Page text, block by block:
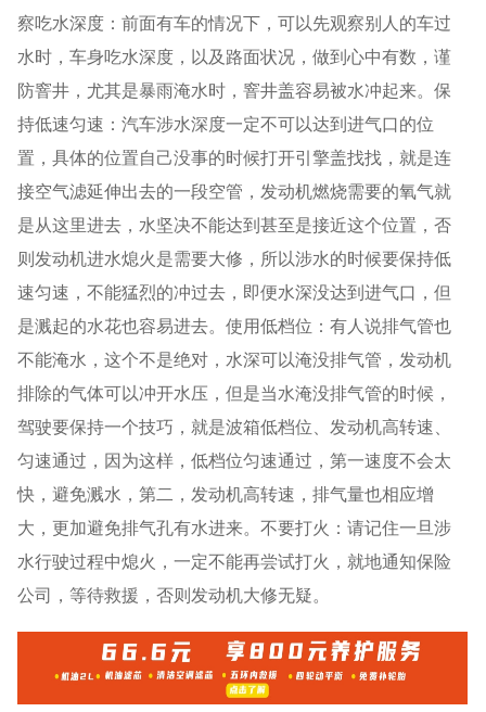
察吃水深度：前面有车的情况下，可以先观察别人的车过
水时，车身吃水深度，以及路面状况，做到心中有数，谨
防窨井，尤其是暴雨淹水时，窨井盖容易被水冲起来。保
持低速匀速：汽车涉水深度一定不可以达到进气口的位
置，具体的位置自己没事的时候打开引擎盖找找，就是连
接空气滤延伸出去的一段空管，发动机燃烧需要的氧气就
是从这里进去，水坚决不能达到甚至是接近这个位置，否
则发动机进水熄火是需要大修，所以涉水的时候要保持低
速匀速，不能猛烈的冲过去，即便水深没达到进气口，但
是溅起的水花也容易进去。使用低档位：有人说排气管也
不能淹水，这个不是绝对，水深可以淹没排气管，发动机
排除的气体可以冲开水压，但是当水淹没排气管的时候，
驾驶要保持一个技巧，就是波箱低档位、发动机高转速、
匀速通过，因为这样，低档位匀速通过，第一速度不会太
快，避免溅水，第二，发动机高转速，排气量也相应增
大，更加避免排气孔有水进来。不要打火：请记住一旦涉
水行驶过程中熄火，一定不能再尝试打火，就地通知保险
公司，等待救援，否则发动机大修无疑。